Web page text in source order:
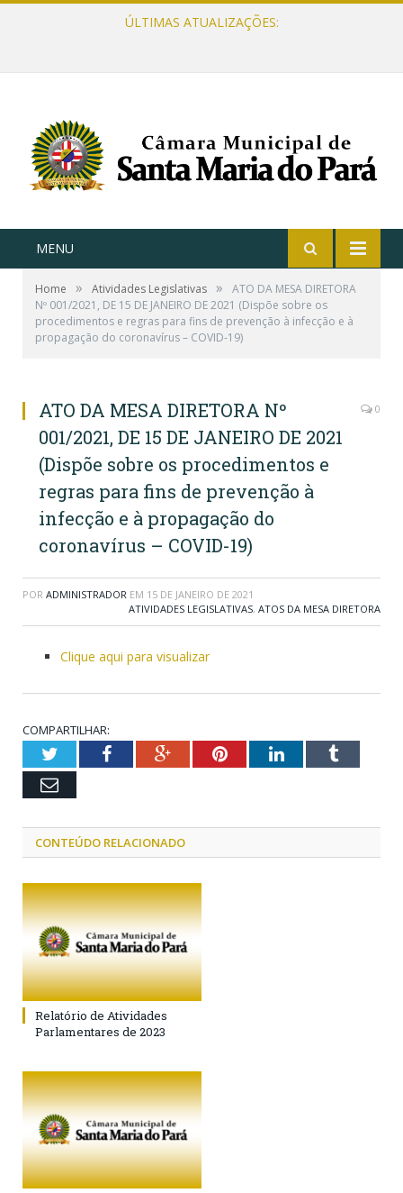
ÚLTIMAS ATUALIZAÇÕES:
MENU
Home » Atividades Legislativas »
ATO DA MESA DIRETORA
Nº 001/2021, DE 15 DE JANEIRO DE 2021 (Dispõe sobre os
procedimentos e regras para fins de prevenção à infecção e à
propagação do coronavírus – COVID-19)
ATO DA MESA DIRETORA Nº
001/2021, DE 15 DE JANEIRO DE 2021
(Dispõe sobre os procedimentos e
regras para fins de prevenção à
infecção e à propagação do
coronavírus – COVID-19)
0
POR ADMINISTRADOR EM 15 DE JANEIRO DE 2021
ATIVIDADES LEGISLATIVAS, ATOS DA MESA DIRETORA
Clique aqui para visualizar
COMPARTILHAR:
TwitterFacebookGoogle+PinterestLinkedInTumblr
Email
CONTEÚDO RELACIONADO
Relatório de Atividades
Parlamentares de 2023